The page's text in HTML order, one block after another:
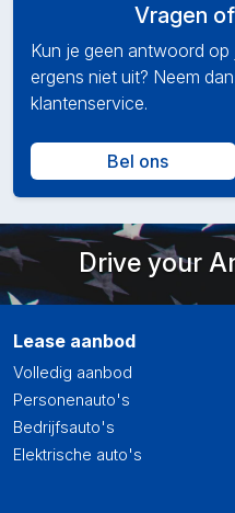
Vragen
Kun je geen antwoord
ergens niet uit? Neem
klantenservice.
Bel ons
Drive your
Lease aanbod
Volledig aanbod
Personenauto's
Bedrijfsauto's
Elektrische auto's